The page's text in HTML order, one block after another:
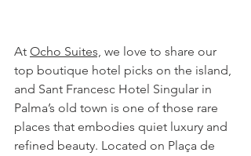
At Ocho Suites, we love to share our
top boutique hotel picks on the island,
and Sant Francesc Hotel Singular in
Palma’s old town is one of those rare
places that embodies quiet luxury and
refined beauty. Located on Plaça de